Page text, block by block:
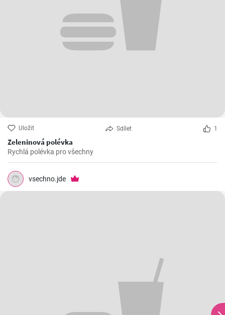
Uložit Sdílet 1
Zeleninová polévka
Rychlá polévka pro všechny
vsechno.jde